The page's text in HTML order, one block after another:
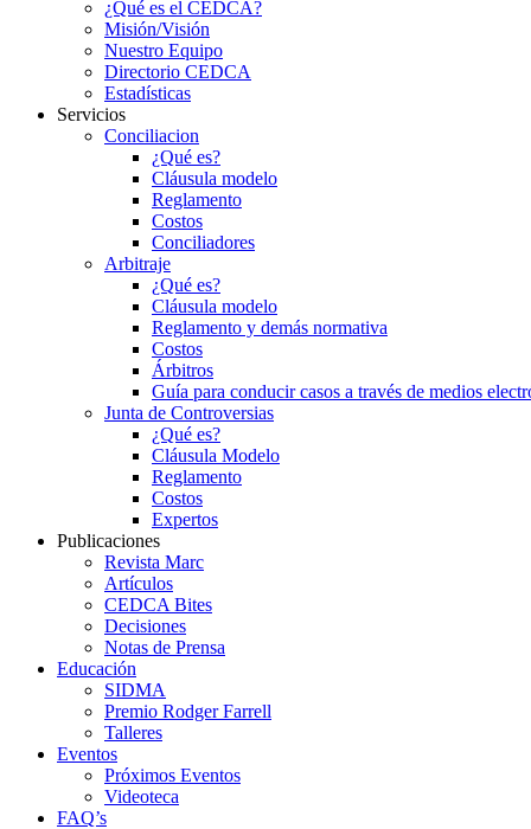
¿Qué es el CEDCA?
Misión/Visión
Nuestro Equipo
Directorio CEDCA
Estadísticas
Servicios
Conciliacion
¿Qué es?
Cláusula modelo
Reglamento
Costos
Conciliadores
Arbitraje
¿Qué es?
Cláusula modelo
Reglamento y demás normativa
Costos
Árbitros
Guía para conducir casos a través de medios
Junta de Controversias
¿Qué es?
Cláusula Modelo
Reglamento
Costos
Expertos
Publicaciones
Revista Marc
Artículos
CEDCA Bites
Decisiones
Notas de Prensa
Educación
SIDMA
Premio Rodger Farrell
Talleres
Eventos
Próximos Eventos
Videoteca
FAQ’s